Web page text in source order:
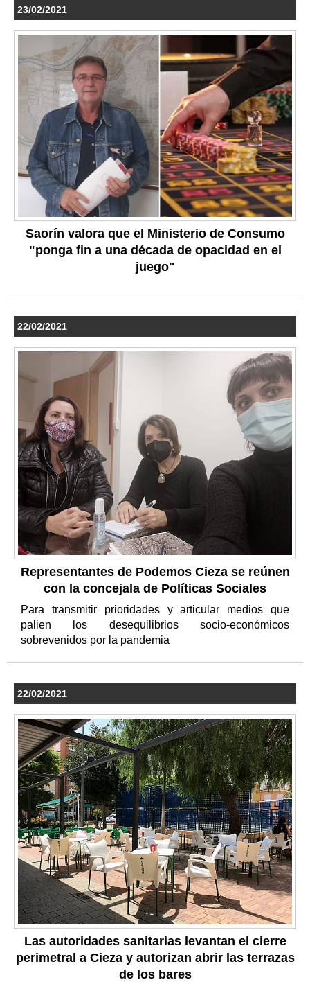
23/02/2021
Saorín valora que el Ministerio de Consumo
"ponga fin a una década de opacidad en el
juego"
22/02/2021
Representantes de Podemos Cieza se reúnen
con la concejala de Políticas Sociales
Para transmitir prioridades y articular medios que
palien los desequilibrios socio-económicos
sobrevenidos por la pandemia
22/02/2021
Las autoridades sanitarias levantan el cierre
perimetral a Cieza y autorizan abrir las terrazas
de los bares